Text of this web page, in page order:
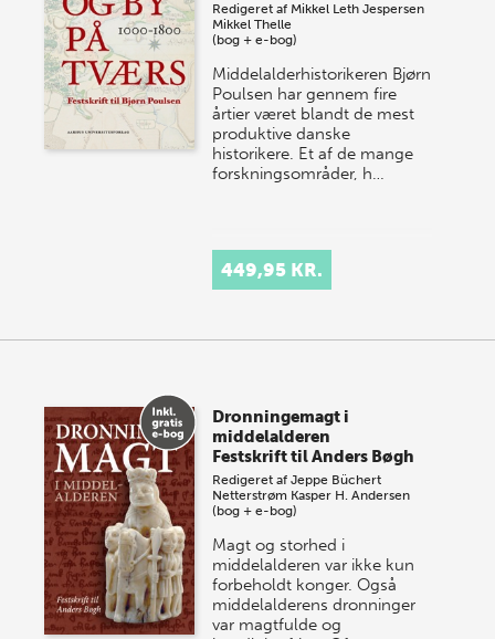
Redigeret af Mikkel Leth Jespersen
Mikkel Thelle
(bog + e-bog)
Middelalderhistorikeren Bjørn
Poulsen har gen­nem fire
årtier været blandt de mest
produktive danske
historikere. Et af de mange
forsknings­områder, h…
449,95 KR.
Dronningemagt i
middelalderen
Festskrift til Anders Bøgh
Redigeret afJeppe Büchert
Netterstrøm Kasper H. Andersen
(bog + e-bog)
Magt og storhed i
middelalderen var ikke kun
forbeholdt konger. Også
middelalderens dronninger
var magtfulde og